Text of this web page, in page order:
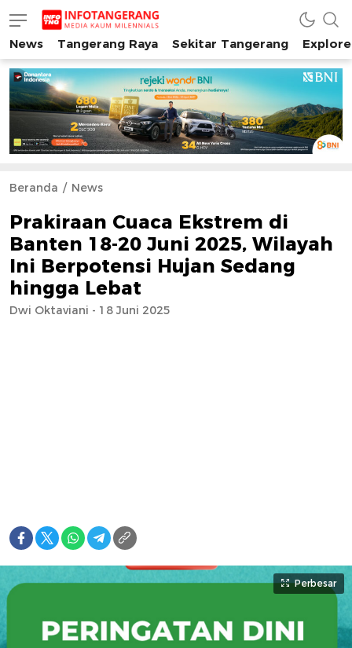
INFO TANGERANG
Media Kaum Millenials Tangerang Raya
News Tangerang Raya Sekitar Tangerang
Beranda News
Prakiraan Cuaca Ekstrem di
Banten 18-20 Juni 2025, Wilayah
Ini Berpotensi Hujan Sedang
hingga Lebat
Dwi Oktaviani - 18 Juni 2025
Perbesar